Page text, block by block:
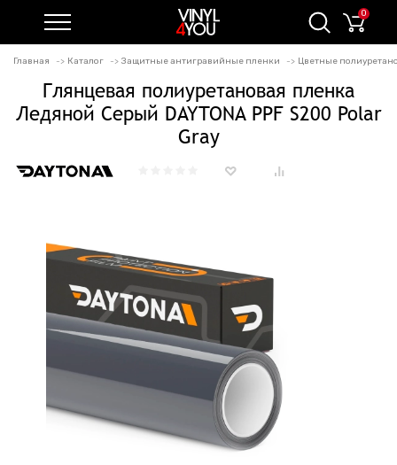
0
Главная Каталог Защитные антигравийные пленки Цветные
Глянцевая полиуретановая пленка
Ледяной Серый DAYTONA PPF S200 Polar
Gray